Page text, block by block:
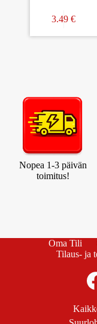
3.49 €
Nopea 1-3 päivän
toimitus!
Oma Tili
Tilaus- ja